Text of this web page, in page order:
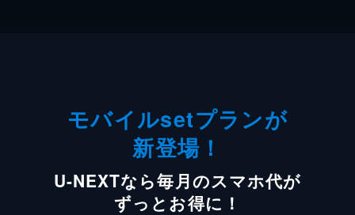
モバイルsetプランが
新登場！
U-NEXTなら毎月のスマホ代が
ずっとお得に！